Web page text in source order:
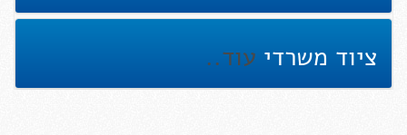
ציוד משרדי עוד..